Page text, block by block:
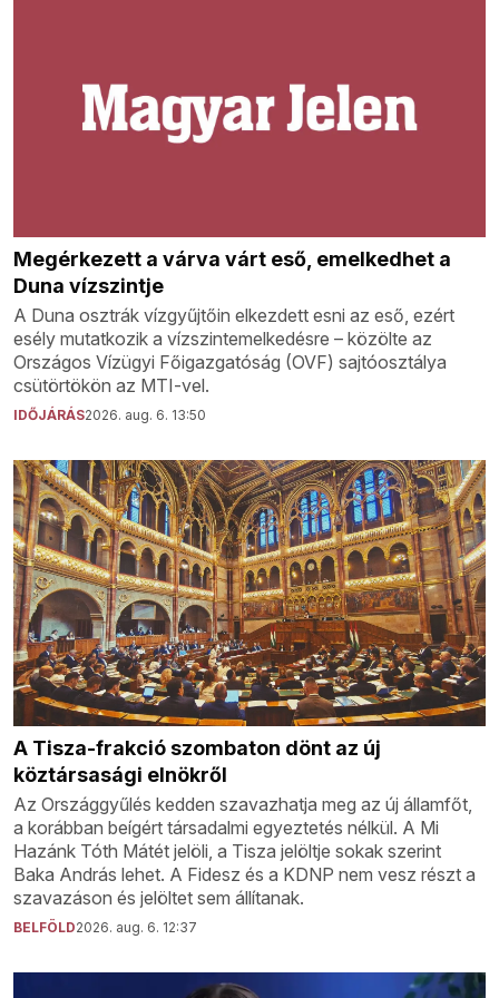
Megérkezett a várva várt eső, emelkedhet a
Duna vízszintje
A Duna osztrák vízgyűjtőin elkezdett esni az eső, ezért
esély mutatkozik a vízszintemelkedésre – közölte az
Országos Vízügyi Főigazgatóság (OVF) sajtóosztálya
csütörtökön az MTI-vel.
IDŐJÁRÁS2026. aug. 6. 13:50
A Tisza-frakció szombaton dönt az új
köztársasági elnökről
Az Országgyűlés kedden szavazhatja meg az új államfőt,
a korábban beígért társadalmi egyeztetés nélkül. A Mi
Hazánk Tóth Mátét jelöli, a Tisza jelöltje sokak szerint
Baka András lehet. A Fidesz és a KDNP nem vesz részt a
szavazáson és jelöltet sem állítanak.
BELFÖLD2026. aug. 6. 12:37